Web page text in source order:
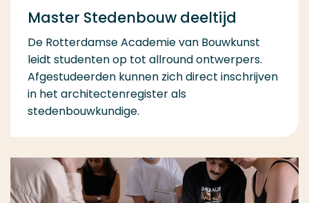
Master Stedenbouw deeltijd
De Rotterdamse Academie van Bouwkunst
leidt studenten op tot allround ontwerpers.
Afgestudeerden kunnen zich direct inschrijven
in het architectenregister als
stedenbouwkundige.